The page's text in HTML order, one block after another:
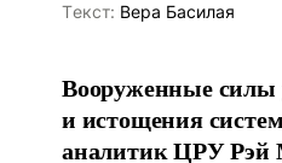
Tекст: Вера Басилая
Вооруженные силы
и истощения
аналитик ЦРУ Рэй